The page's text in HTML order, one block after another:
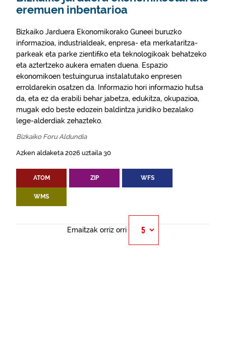
eremuen inbentarioa
Bizkaiko Jarduera Ekonomikorako Guneei buruzko
informazioa, industrialdeak, enpresa- eta merkataritza-
parkeak eta parke zientifiko eta teknologikoak behatzeko
eta aztertzeko aukera ematen duena. Espazio
ekonomikoen testuingurua instalatutako enpresen
erroldarekin osatzen da. Informazio hori informazio hutsa
da, eta ez da erabili behar jabetza, edukitza, okupazioa,
mugak edo beste edozein baldintza juridiko bezalako
lege-alderdiak zehazteko.
Bizkaiko Foru Aldundia
Azken aldaketa 2026 uztaila 30
ATOM ZIP WFS
WMS
Emaitzak orriz orri